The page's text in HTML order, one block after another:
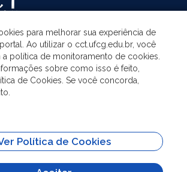
para melhorar sua experiência de
Ao utilizar o cct.ufcg.edu.br, você
política de monitoramento de cookies.
sobre como isso é feito,
de Cookies. Se você concorda,
Política de Cookies